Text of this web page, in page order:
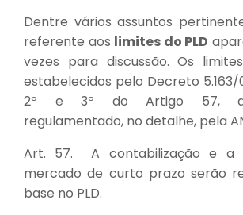
Dentre vários assuntos
referente aos limites do PLD
vezes para discussão. Os
estabelecidos pelo Decreto 5.163/
2º e 3º do Artigo 57,
regulamentado, no detalhe, pela
Art. 57. A contabilização e a
mercado de curto prazo serão
base no PLD.